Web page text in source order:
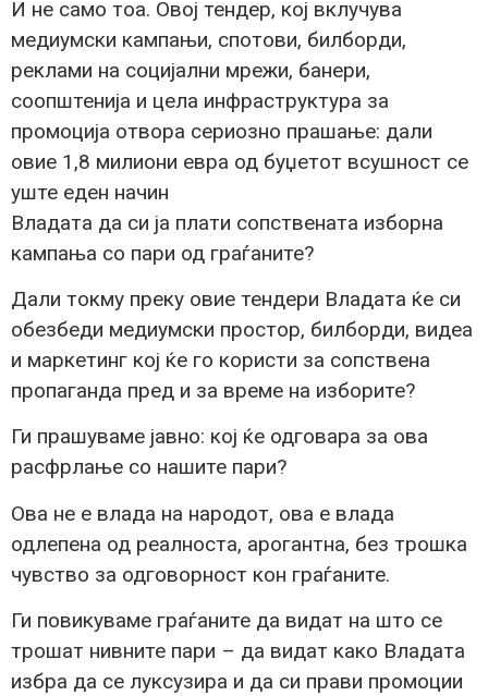
И не само тоа. Овој тендер, кој вклучува
медиумски кампањи, спотови, билборди,
реклами на социјални мрежи, банери,
соопштенија и цела инфраструктура за
промоција отвора сериозно прашање: дали
овие 1,8 милиони евра од буџетот всушност се
уште еден начин
Владата да си ја плати сопствената изборна
кампања со пари од граѓаните?
Дали токму преку овие тендери Владата ќе си
обезбеди медиумски простор, билборди, видеа
и маркетинг кој ќе го користи за сопствена
пропаганда пред и за време на изборите?
Ги прашуваме јавно: кој ќе одговара за ова
расфрлање со нашите пари?
Ова не е влада на народот, ова е влада
одлепена од реалноста, арогантна, без трошка
чувство за одговорност кон граѓаните.
Ги повикуваме граѓаните да видат на што се
трошат нивните пари – да видат како Владата
избра да се луксузира и да си прави промоции